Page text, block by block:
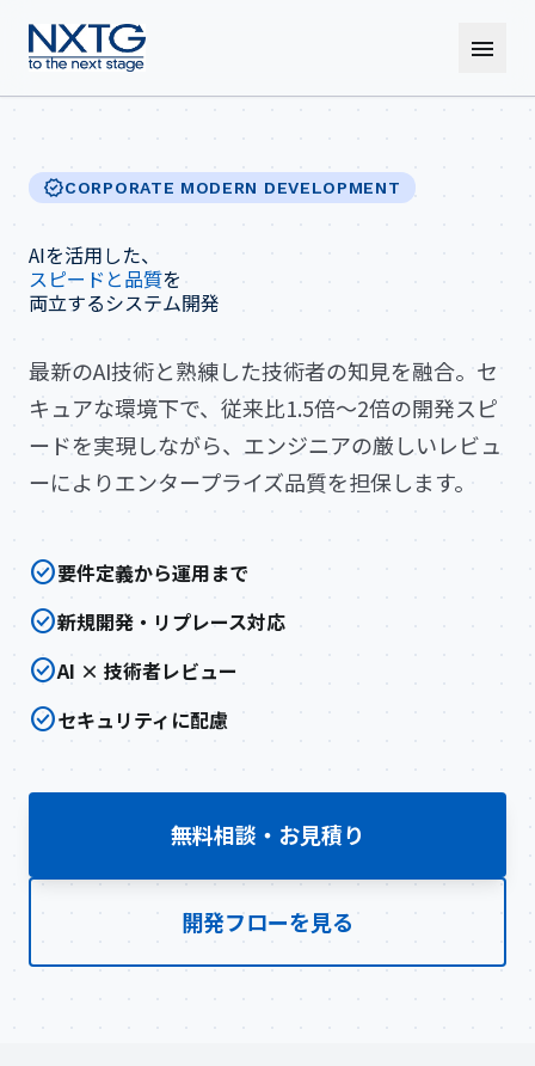
menu
verifiedCORPORATE MODERN DEVELOPMENT
AIを活用した、
スピードと品質を
両立するシステム開発
最新のAI技術と熟練した技術者の知見を融合。セ
キュアな環境下で、従来比1.5倍〜2倍の開発スピ
ードを実現しながら、エンジニアの厳しいレビュ
ーによりエンタープライズ品質を担保します。
check_circle要件定義から運用まで
check_circle新規開発・リプレース対応
check_circleAI × 技術者レビュー
check_circleセキュリティに配慮
無料相談・お見積り
開発フローを見る